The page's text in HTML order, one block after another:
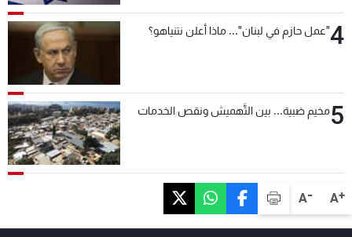
A+
A-
4"عمل حازم في لبنان"... ماذا أعلن نتنياهو؟
5مخيم ضبية... بين التَّهميش ونقص الخدمات